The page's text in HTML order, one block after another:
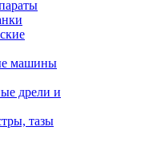
машины
дрели и
тазы